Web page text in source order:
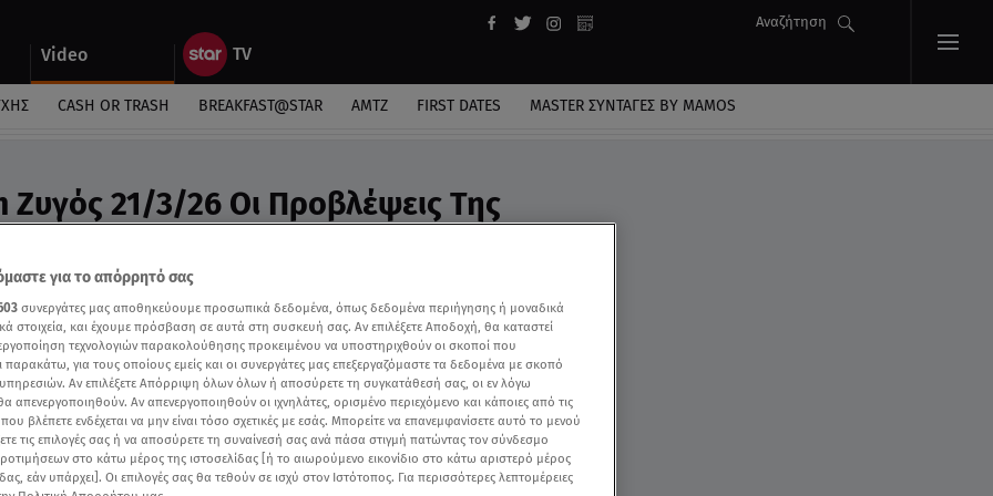
Video
Αναζήτηση
CASH OR TRASH BREAKFAST@STAR ΑΜΤΖ FIRST DATES MASTER ΣΥΝΤΑΓΈΣ BY MAMOS
Ζυγός 21/3/26 Οι Προβλέψεις Της
- Video
της Άσης Μπήλιου στην εκπομπή της
για το απόρρητό σας
συνεργάτες μας αποθηκεύουμε προσωπικά δεδομένα, όπως δεδομένα περιήγησης ή μοναδικά
στοιχεία, και έχουμε πρόσβαση σε αυτά στη συσκευή σας. Αν επιλέξετε Αποδοχή, θα καταστεί
τεχνολογιών παρακολούθησης προκειμένου να υποστηριχθούν οι σκοποί που
παρακάτω, για τους οποίους εμείς και οι συνεργάτες μας επεξεργαζόμαστε τα δεδομένα με σκοπό
Αν επιλέξετε Απόρριψη όλων όλων ή αποσύρετε τη συγκατάθεσή σας, οι εν λόγω
απενεργοποιηθούν. Αν απενεργοποιηθούν οι ιχνηλάτες, ορισμένο περιεχόμενο και κάποιες από τις
βλέπετε ενδέχεται να μην είναι τόσο σχετικές με εσάς. Μπορείτε να επανεμφανίσετε αυτό το μενού
τις επιλογές σας ή να αποσύρετε τη συναίνεσή σας ανά πάσα στιγμή πατώντας τον σύνδεσμο
στο κάτω μέρος της ιστοσελίδας [ή το αιωρούμενο εικονίδιο στο κάτω αριστερό μέρος
εάν υπάρχει]. Οι επιλογές σας θα τεθούν σε ισχύ στον Ιστότοπος. Για περισσότερες λεπτομέρειες